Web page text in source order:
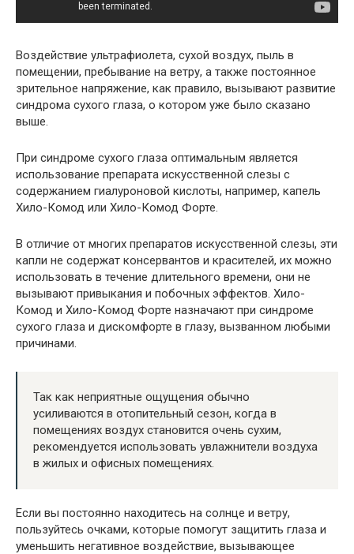
Воздействие ультрафиолета, сухой воздух, пыль в
помещении, пребывание на ветру, а также постоянное
зрительное напряжение, как правило, вызывают развитие
синдрома сухого глаза, о котором уже было сказано
выше.
При синдроме сухого глаза оптимальным является
использование препарата искусственной слезы с
содержанием гиалуроновой кислоты, например, капель
Хило-Комод или Хило-Комод Форте.
В отличие от многих препаратов искусственной слезы, эти
капли не содержат консервантов и красителей, их можно
использовать в течение длительного времени, они не
вызывают привыкания и побочных эффектов. Хило-
Комод и Хило-Комод Форте назначают при синдроме
сухого глаза и дискомфорте в глазу, вызванном любыми
причинами.
Так как неприятные ощущения обычно
усиливаются в отопительный сезон, когда в
помещениях воздух становится очень сухим,
рекомендуется использовать увлажнители воздуха
в жилых и офисных помещениях.
Если вы постоянно находитесь на солнце и ветру,
пользуйтесь очками, которые помогут защитить глаза и
уменьшить негативное воздействие, вызывающее